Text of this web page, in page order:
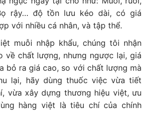
rậy… độ tồn lưu kéo dài, có giá
với nhiều cá nhân, và tập thể.
muỗi nhập khẩu, chúng tôi nhận
về chất lượng, nhưng ngược lại, giá
bỏ ra giá cao, so với chất lượng mà
lại, hãy dùng thuốc việc vừa tiết
vừa xây dựng thương hiệu việt, ưu
hàng việt là tiêu chí của chính